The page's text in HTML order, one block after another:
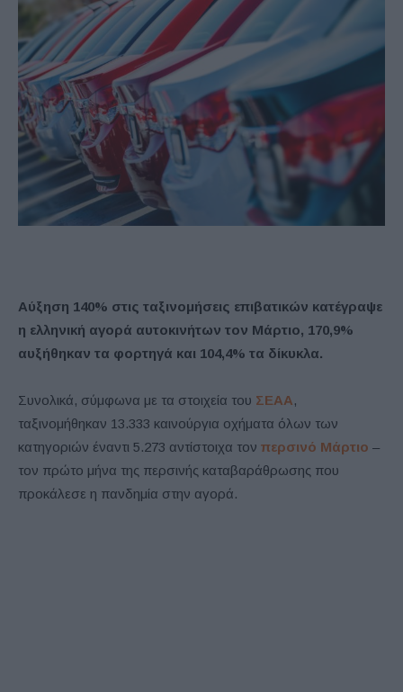
Αύξηση 140% στις ταξινομήσεις επιβατικών κατέγραψε
η ελληνική αγορά αυτοκινήτων τον Μάρτιο, 170,9%
αυξήθηκαν τα φορτηγά και 104,4% τα δίκυκλα.
Συνολικά, σύμφωνα με τα στοιχεία του ΣΕΑΑ,
ταξινομήθηκαν 13.333 καινούργια οχήματα όλων των
κατηγοριών έναντι 5.273 αντίστοιχα τον περσινό Μάρτιο –
τον πρώτο μήνα της περσινής καταβαράθρωσης που
προκάλεσε η πανδημία στην αγορά.